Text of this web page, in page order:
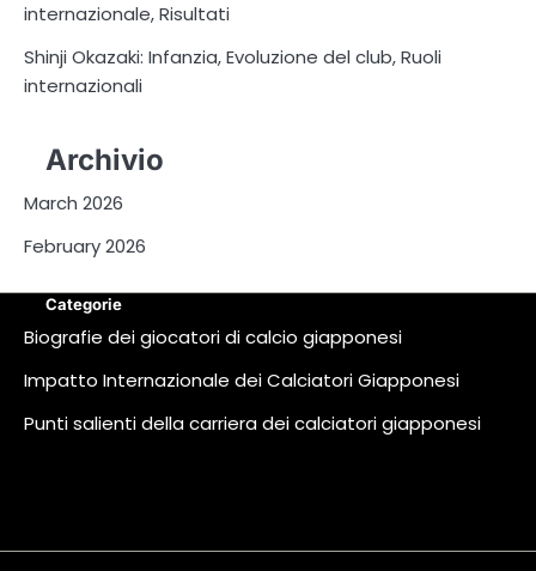
internazionale, Risultati
Shinji Okazaki: Infanzia, Evoluzione del club, Ruoli
internazionali
Archivio
March 2026
February 2026
Categorie
Biografie dei giocatori di calcio giapponesi
Impatto Internazionale dei Calciatori Giapponesi
Punti salienti della carriera dei calciatori giapponesi